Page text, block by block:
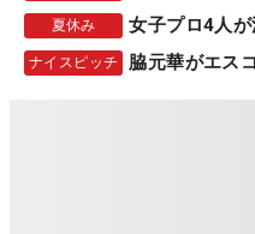
夏休み 女子プロ4人
ナイスピッチ 脇元華がエス